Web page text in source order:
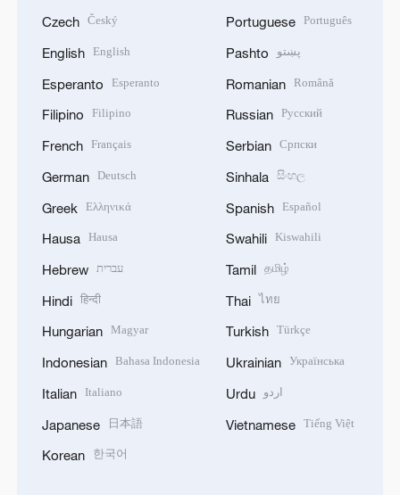
Czech Český
English English
Esperanto Esperanto
Filipino Filipino
French Français
German Deutsch
Greek Ελληνικά
Hausa Hausa
Hebrew עברית
Hindi हिन्दी
Hungarian Magyar
Indonesian Bahasa Indonesia
Italian Italiano
Japanese 日本語
Korean 한국어
Portuguese Português
Pashto پښتو
Romanian Română
Russian Русский
Serbian Српски
Sinhala සිංහල
Spanish Español
Swahili Kiswahili
Tamil தமிழ்
Thai ไทย
Turkish Türkçe
Ukrainian Українська
Urdu اردو
Vietnamese Tiếng Việt